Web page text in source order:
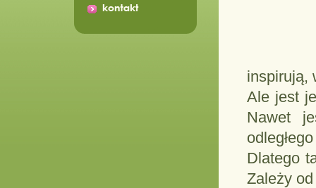
inspirują,
Ale jest
Nawet
Dlatego
Zależy